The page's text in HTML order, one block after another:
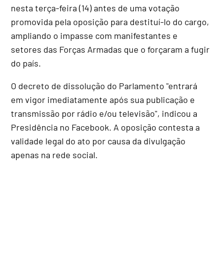
nesta terça-feira (14) antes de uma votação
promovida pela oposição para destituí-lo do cargo,
ampliando o impasse com manifestantes e
setores das Forças Armadas que o forçaram a fugir
do país.
O decreto de dissolução do Parlamento "entrará
em vigor imediatamente após sua publicação e
transmissão por rádio e/ou televisão", indicou a
Presidência no Facebook. A oposição contesta a
validade legal do ato por causa da divulgação
apenas na rede social.